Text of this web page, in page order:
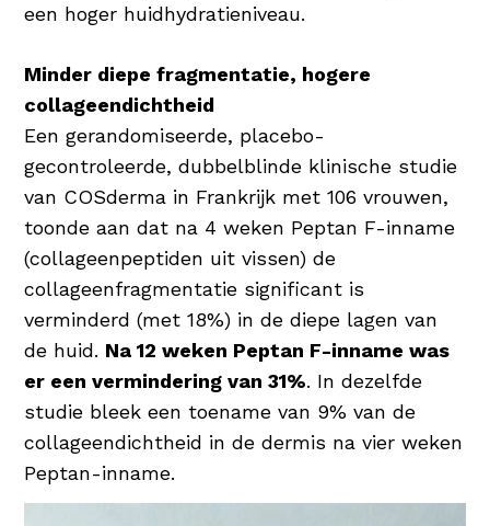
een hoger huidhydratieniveau.
Minder diepe fragmentatie, hogere
collageendichtheid
Een gerandomiseerde, placebo-
gecontroleerde, dubbelblinde klinische studie
van COSderma in Frankrijk met 106 vrouwen,
toonde aan dat na 4 weken Peptan F-inname
(collageenpeptiden uit vissen) de
collageenfragmentatie significant is
verminderd (met 18%) in de diepe lagen van
de huid. Na 12 weken Peptan F-inname was
er een vermindering van 31%. In dezelfde
studie bleek een toename van 9% van de
collageendichtheid in de dermis na vier weken
Peptan-inname.